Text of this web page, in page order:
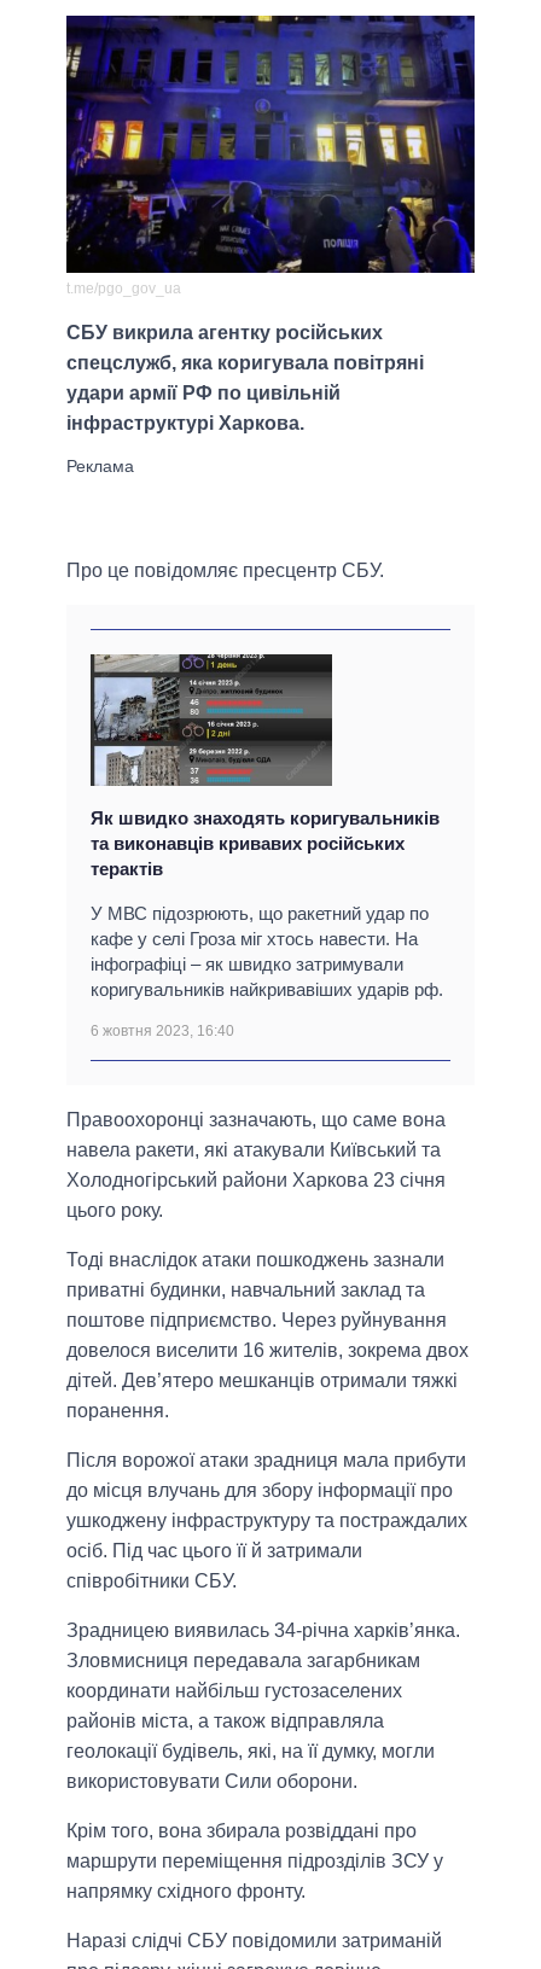
t.me/pgo_gov_ua
СБУ викрила агентку російських
спецслужб, яка коригувала повітряні
удари армії РФ по цивільній
інфраструктурі Харкова.
Про це повідомляє пресцентр СБУ.
Як швидко знаходять коригувальників
та виконавців кривавих російських
терактів
У МВС підозрюють, що ракетний удар по
кафе у селі Гроза міг хтось навести. На
інфографіці – як швидко затримували
коригувальників найкривавіших ударів рф.
6 жовтня 2023, 16:40
Правоохоронці зазначають, що саме вона
навела ракети, які атакували Київський та
Холодногірський райони Харкова 23 січня
цього року.
Тоді внаслідок атаки пошкоджень зазнали
приватні будинки, навчальний заклад та
поштове підприємство. Через руйнування
довелося виселити 16 жителів, зокрема двох
дітей. Дев’ятеро мешканців отримали тяжкі
поранення.
Після ворожої атаки зрадниця мала прибути
до місця влучань для збору інформації про
ушкоджену інфраструктуру та постраждалих
осіб. Під час цього її й затримали
співробітники СБУ.
Зрадницею виявилась 34-річна харків’янка.
Зловмисниця передавала загарбникам
координати найбільш густозаселених
районів міста, а також відправляла
геолокації будівель, які, на її думку, могли
використовувати Сили оборони.
Крім того, вона збирала розвіддані про
маршрути переміщення підрозділів ЗСУ у
напрямку східного фронту.
Наразі слідчі СБУ повідомили затриманій